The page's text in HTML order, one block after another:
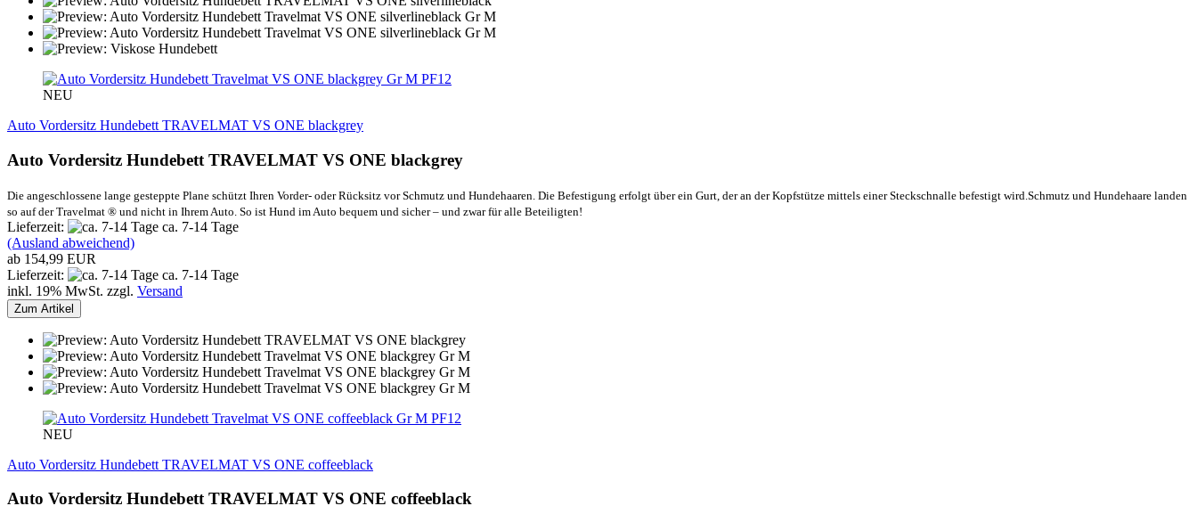
PF12
NEU
Auto Vordersitz Hundebett TRAVELMAT VS ONE blackgrey
Auto Vordersitz Hundebett TRAVELMAT VS ONE blackgrey
Die angeschlossene lange gesteppte Plane schützt Ihren Vorder- oder Rücksitz vor Schmutz und Hundehaaren. Die Befestigung erfolgt über ein Gurt, der an der Kopfstütze mittels einer Steckschnalle befestigt wird.Schmutz und Hundehaare landen
so auf der Travelmat ® und nicht in Ihrem Auto. So ist Hund im Auto bequem und sicher – und zwar für alle Beteiligten!
Lieferzeit:
ca. 7-14 Tage
(Ausland abweichend)
ab 154,99 EUR
Lieferzeit:
ca. 7-14 Tage
inkl. 19% MwSt. zzgl. Versand
Zum Artikel
PF12
NEU
Auto Vordersitz Hundebett TRAVELMAT VS ONE coffeeblack
Auto Vordersitz Hundebett TRAVELMAT VS ONE coffeeblack